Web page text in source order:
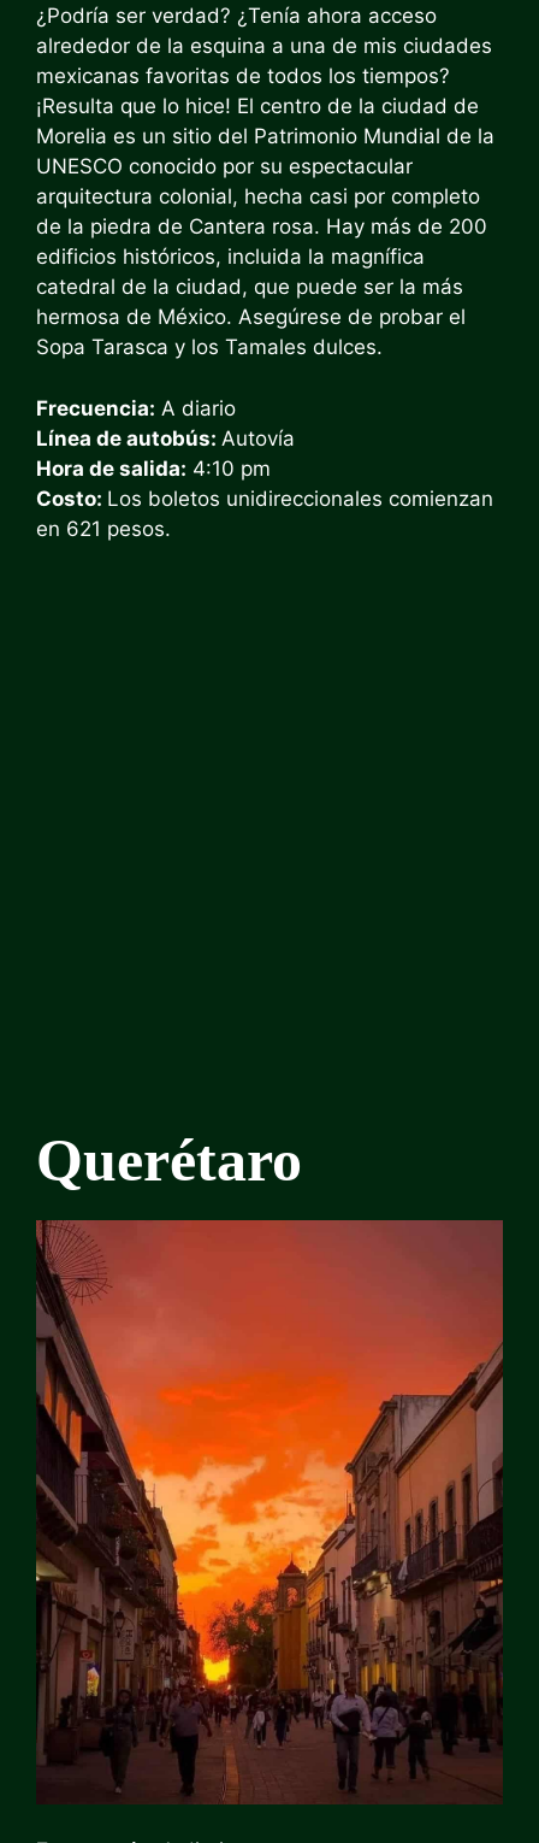
¿Podría ser verdad? ¿Tenía ahora acceso
alrededor de la esquina a una de mis ciudades
mexicanas favoritas de todos los tiempos?
¡Resulta que lo hice! El centro de la ciudad de
Morelia es un sitio del Patrimonio Mundial de la
UNESCO conocido por su espectacular
arquitectura colonial, hecha casi por completo
de la piedra de Cantera rosa. Hay más de 200
edificios históricos, incluida la magnífica
catedral de la ciudad, que puede ser la más
hermosa de México. Asegúrese de probar el
Sopa Tarasca y los Tamales dulces.
Frecuencia: A diario
Línea de autobús: Autovía
Hora de salida: 4:10 pm
Costo: Los boletos unidireccionales comienzan
en 621 pesos.
Querétaro